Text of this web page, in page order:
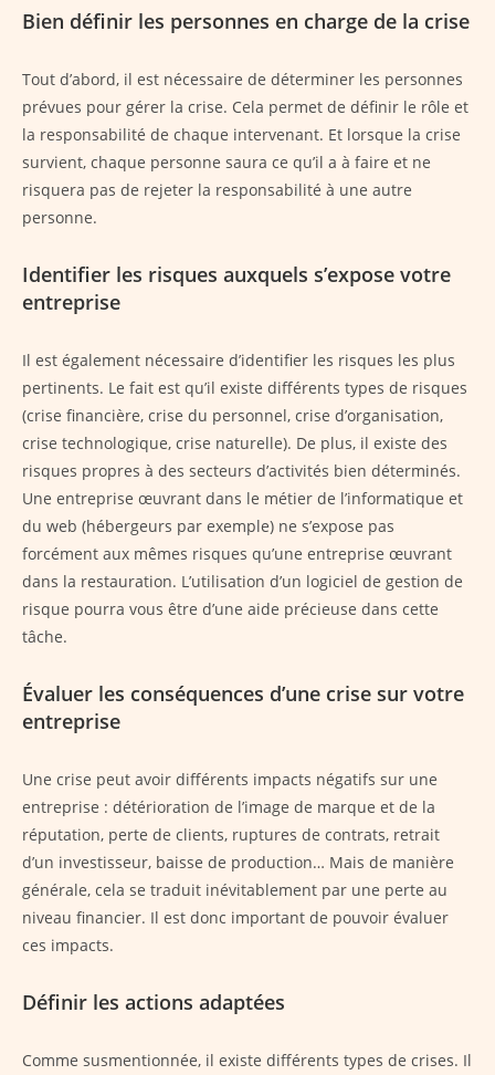
Bien définir les personnes en charge de la crise
Tout d’abord, il est nécessaire de déterminer les personnes
prévues pour gérer la crise. Cela permet de définir le rôle et
la responsabilité de chaque intervenant. Et lorsque la crise
survient, chaque personne saura ce qu’il a à faire et ne
risquera pas de rejeter la responsabilité à une autre
personne.
Identifier les risques auxquels s’expose votre
entreprise
Il est également nécessaire d’identifier les risques les plus
pertinents. Le fait est qu’il existe différents types de risques
(crise financière, crise du personnel, crise d’organisation,
crise technologique, crise naturelle). De plus, il existe des
risques propres à des secteurs d’activités bien déterminés.
Une entreprise œuvrant dans le métier de l’informatique et
du web (hébergeurs par exemple) ne s’expose pas
forcément aux mêmes risques qu’une entreprise œuvrant
dans la restauration. L’utilisation d’un logiciel de gestion de
risque pourra vous être d’une aide précieuse dans cette
tâche.
Évaluer les conséquences d’une crise sur votre
entreprise
Une crise peut avoir différents impacts négatifs sur une
entreprise : détérioration de l’image de marque et de la
réputation, perte de clients, ruptures de contrats, retrait
d’un investisseur, baisse de production… Mais de manière
générale, cela se traduit inévitablement par une perte au
niveau financier. Il est donc important de pouvoir évaluer
ces impacts.
Définir les actions adaptées
Comme susmentionnée, il existe différents types de crises. Il